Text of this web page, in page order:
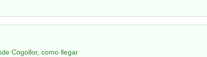
Cogollor, como llegar